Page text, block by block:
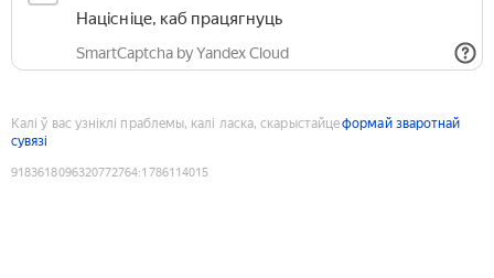
Націсніце, каб працягнуць
SmartCaptcha by Yandex Cloud
Калі ў вас узніклі праблемы, калі ласка, скарыстайцеформай зваротнай
сувязі
9183618096320772764:1786114015